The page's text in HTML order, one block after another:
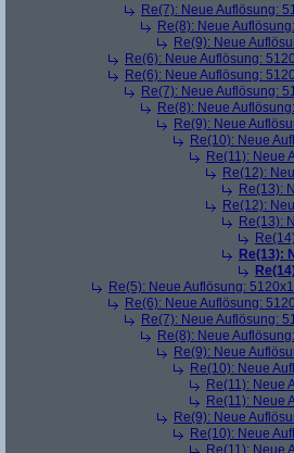
Re(7): Neue Auflösung:
Re(8): Neue
Re(9): Neue
Re(6): Neue Auflösung:
Re(6): Neue Auflösung:
Re(7): Neue Auflösung:
Re(8): Neue
Re(9): Neue
Re(10): Neue
Re(11): Neue
Re(12):
Re(13):
Re(12):
Re(13):
Re(13):
Re(5): Neue Auflösung:
Re(6): Neue Auflösung:
Re(7): Neue Auflösung:
Re(8): Neue
Re(9): Neue
Re(10): Neue
Re(11): Neue
Re(11): Neue
Re(9): Neue
Re(10): Neue
Re(11): Neue